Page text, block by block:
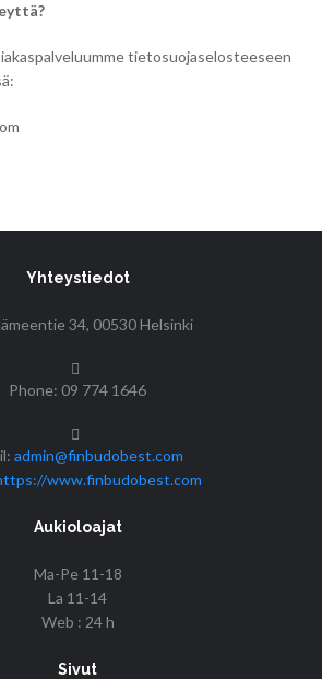
tietosuojaselosteeseen
Yhteystiedot
34, 00530 Helsinki
Phone: 09 774 1646
admin@finbudobest.com
www.finbudobest.com
Aukioloajat
Ma-Pe 11-18
La 11-14
Web : 24 h
Sivut